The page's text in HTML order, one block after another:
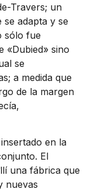
Travers; un
adapta y se
sólo fue
«Dubied» sino
se
a medida que
de la margen
en la
El
una fábrica que
nuevas